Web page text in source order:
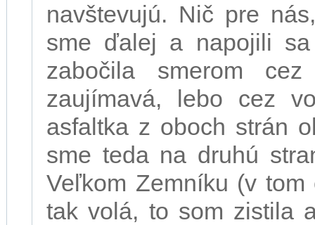
navštevujú. Nič pre
sme ďalej a napojili
zabočila smerom
zaujímavá, lebo cez
asfaltka z oboch strán
sme teda na druhú
Veľkom Zemníku (v
tak volá, to som zistila